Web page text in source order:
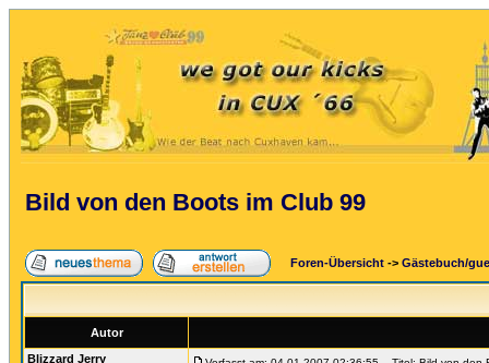
Bild von den Boots im Club 99
Foren-Übersicht -> Gästebuch/
Autor
Blizzard Jerry